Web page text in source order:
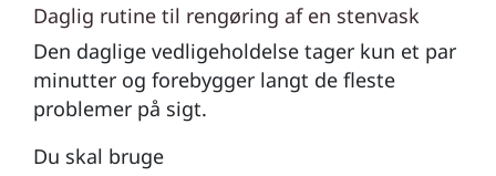
Daglig rutine til rengøring af en stenvask
Den daglige vedligeholdelse tager kun et par
minutter og forebygger langt de fleste
problemer på sigt.
Du skal bruge